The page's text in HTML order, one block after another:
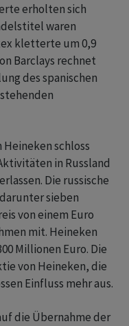
erholten sich
waren
kletterte um 0,9
Barclays rechnet
des spanischen
schloss
in Russland
Die russische
sieben
von einem Euro
mit. Heineken
Millionen Euro. Die
von Heineken, die
Einfluss mehr aus.
die Übernahme der